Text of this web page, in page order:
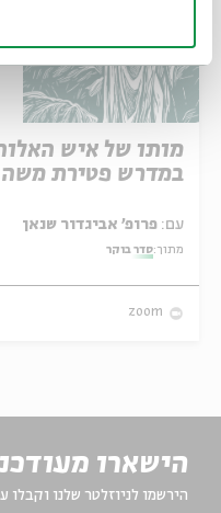
מותו של איש
במדרש פטירת משה
עם:
מתוך:סדר בוקר
zoom
הישארו
הירשמו לניוזלטר שלנו וקבלו